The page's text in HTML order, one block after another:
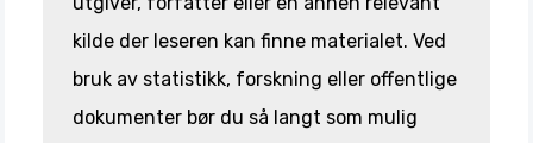
kilde der leseren kan finne materialet. Ved
bruk av statistikk, forskning eller offentlige
dokumenter bør du så langt som mulig